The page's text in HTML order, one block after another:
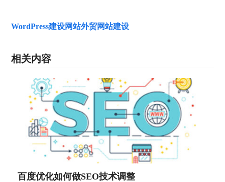
WordPress建设网站外贸网站建设
相关内容
百度优化如何做SEO技术调整